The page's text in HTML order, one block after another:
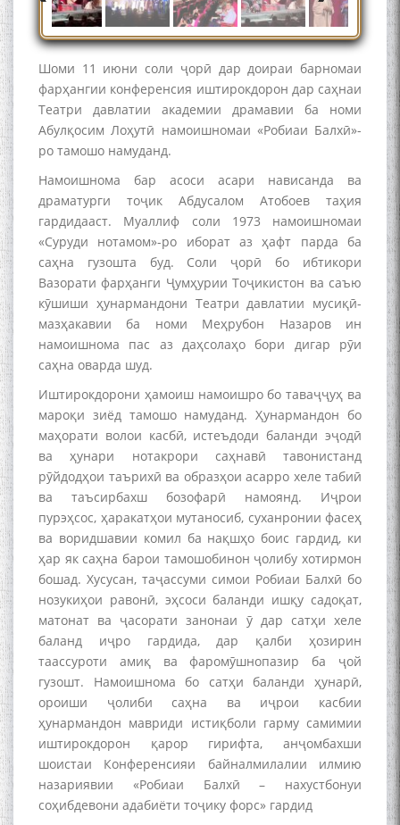
Шоми 11 июни соли ҷорӣ дар доираи барномаи
фарҳангии конференсия иштирокдорон дар саҳнаи
Театри давлатии академии драмавии ба номи
Абулқосим Лоҳутӣ намоишномаи «Робиаи Балхӣ»-
ро тамошо намуданд.
Намоишнома бар асоси асари нависанда ва
драматурги тоҷик Абдусалом Атобоев таҳия
гардидааст. Муаллиф соли 1973 намоишномаи
«Суруди нотамом»-ро иборат аз ҳафт парда ба
саҳна гузошта буд. Соли ҷорӣ бо ибтикори
Вазорати фарҳанги Ҷумҳурии Тоҷикистон ва саъю
кӯшиши ҳунармандони Театри давлатии мусиқӣ-
мазҳакавии ба номи Меҳрубон Назаров ин
намоишнома пас аз даҳсолаҳо бори дигар рӯи
саҳна оварда шуд.
Иштирокдорони ҳамоиш намоишро бо таваҷҷуҳ ва
мароқи зиёд тамошо намуданд. Ҳунармандон бо
маҳорати волои касбӣ, истеъдоди баланди эҷодӣ
ва ҳунари нотакрори саҳнавӣ тавонистанд
рӯйдодҳои таърихӣ ва образҳои асарро хеле табиӣ
ва таъсирбахш бозофарӣ намоянд. Иҷрои
пурэҳсос, ҳаракатҳои мутаносиб, суханронии фасеҳ
ва воридшавии комил ба нақшҳо боис гардид, ки
ҳар як саҳна барои тамошобинон ҷолибу хотирмон
бошад. Хусусан, таҷассуми симои Робиаи Балхӣ бо
нозукиҳои равонӣ, эҳсоси баланди ишқу садоқат,
матонат ва ҷасорати занонаи ӯ дар сатҳи хеле
баланд иҷро гардида, дар қалби ҳозирин
таассуроти амиқ ва фаромӯшнопазир ба ҷой
гузошт. Намоишнома бо сатҳи баланди ҳунарӣ,
ороиши ҷолиби саҳна ва иҷрои касбии
ҳунармандон мавриди истиқболи гарму самимии
иштирокдорон қарор гирифта, анҷомбахши
шоистаи Конференсияи байналмилалии илмию
назариявии «Робиаи Балхӣ – нахустбонуи
соҳибдевони адабиёти тоҷику форс» гардид
به عبارت دیگر: گفتگو با مومن
قناعت Mumin Qanoat
Сухбати навқаламон бо
Муъмин Қаноат\Meeting of
young talents with Mumyin
Kanoat
The Persian Gulf Beautiful
poetry from Устод Мумин
Қаноат (Ustod Mumin Qanoat)
and Master Mehryar
Mehrafarin about the conflict
of the name of the Persian
Gulf
Сайри Дарвоз бо Мӯъмин
Қаноат: Чанор ҳам "гап"
мезанад
ШАРҲИ МУЛОҚОТ БО АҲЛИ